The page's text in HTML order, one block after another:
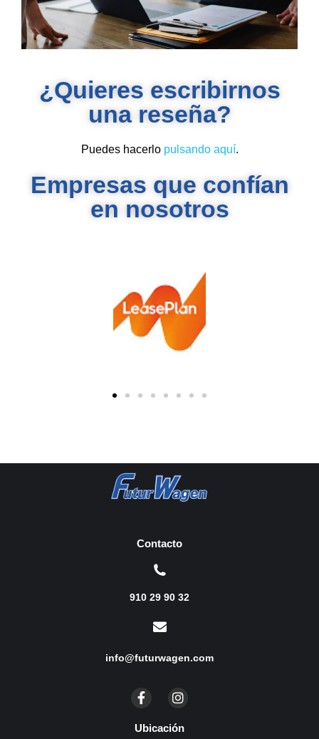
¿Quieres escribirnos
una reseña?
Puedes hacerlo pulsando aquí.
Empresas que confían
en nosotros
Contacto
910 29 90 32
info@futurwagen.com
Ubicación